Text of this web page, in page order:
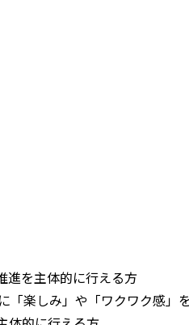
進を主体的に行える方
「楽しみ」や「ワクワク感」